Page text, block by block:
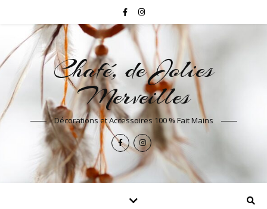
Chafé, de Jolies
Merveilles
Décorations et Accessoires 100 % Fait Mains